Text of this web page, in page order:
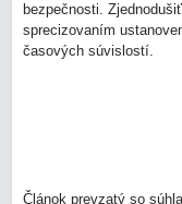
bezpečnosti.
sprecizovaním
časových súvislostí.
Článok prevzatý so